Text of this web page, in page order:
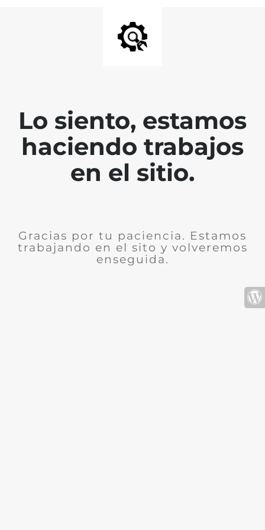
Lo siento, estamos
haciendo trabajos
en el sitio.
Gracias por tu paciencia. Estamos
trabajando en el sito y volveremos
enseguida.